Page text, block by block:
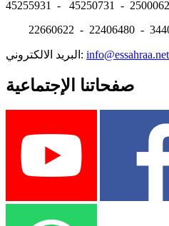
22660622 - 22406480 -
البريد الالكتروني: info@essahraa.net
صفحاتنا الإجتماعية